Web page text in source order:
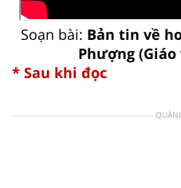
Soạn bài: Bản tin về
Phượng
* Sau khi đọc